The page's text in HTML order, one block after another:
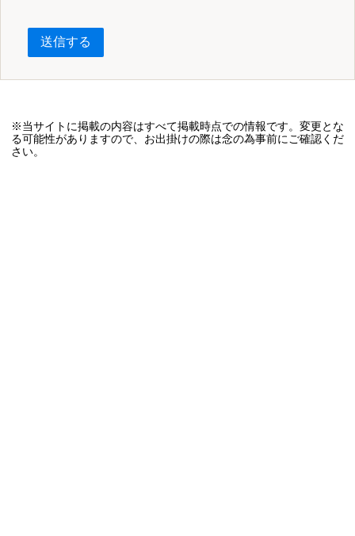
送信する
※当サイトに掲載の内容はすべて掲載時点での情報です。変更とな
る可能性がありますので、お出掛けの際は念の為事前にご確認くだ
さい。